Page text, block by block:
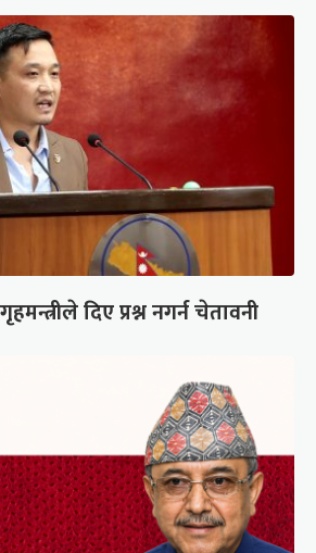
दिए प्रश्न नगर्न चेतावनी